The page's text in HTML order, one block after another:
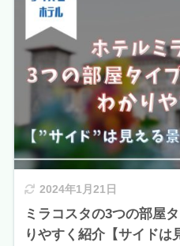
2024年1月21日
ミラコスタの3つの部屋
りやすく紹介【サイドは